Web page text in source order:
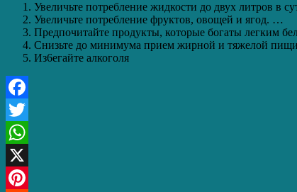
Увеличьте потребление жидкости до двух литров в
Увеличьте потребление фруктов, овощей и ягод. …
Предпочитайте продукты, которые богаты легким
Снизьте до минимума прием жирной и тяжелой
Из6егайте алкоголя
Facebook
Twitter
WhatsApp
X